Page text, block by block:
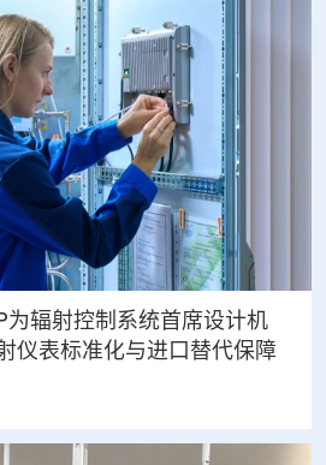
为辐射控制系统首席设计机
仪表标准化与进口替代保障